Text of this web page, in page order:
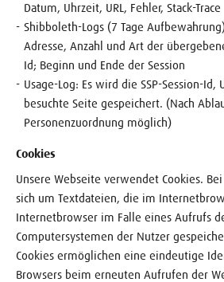
Datum, Uhrzeit, URL, Fehler, Stack-Trace
Shibboleth-Logs (7 Tage
Adresse, Anzahl und Art der
Id; Beginn und Ende der Session
Usage-Log: Es wird die SSP-Session-Id,
besuchte Seite gespeichert. (Nach
Personenzuordnung möglich)
Cookies
Unsere Webseite verwendet Cookies.
sich um Textdateien, die im
Internetbrowser im Falle eines Aufrufs
Computersystemen der Nutzer
Cookies ermöglichen eine eindeutige
Browsers beim erneuten Aufrufen der